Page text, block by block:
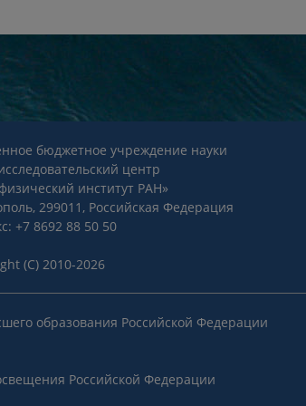
бюджетное учреждение науки
центр
институт РАН»
299011, Российская Федерация
+7 8692 88 50 50
(C) 2010-2026
образования Российской Федерации
Российской Федерации